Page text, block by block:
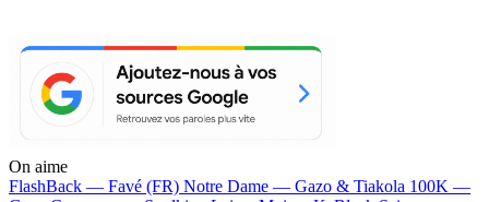
On aime
FlashBack — Favé (FR) Notre Dame — Gazo & Tiakola 100K —